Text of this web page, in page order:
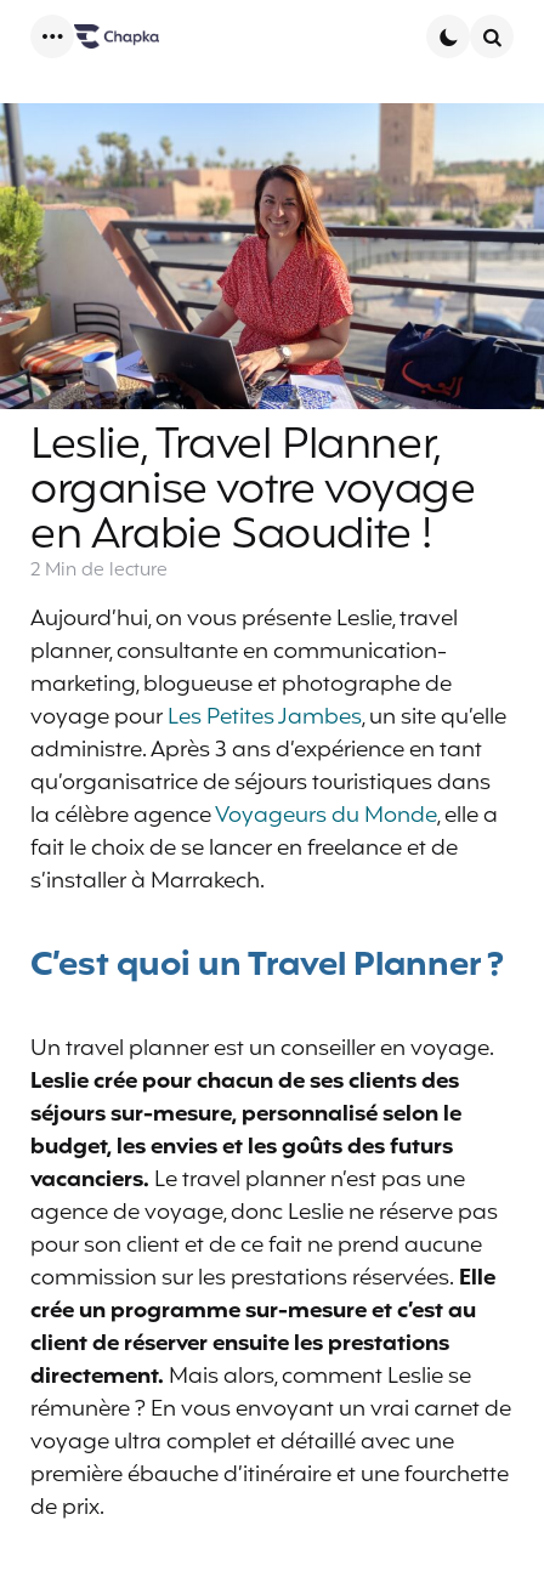
Leslie, Travel Planner,
organise votre voyage
en Arabie Saoudite !
2 Min de lecture
Aujourd’hui, on vous présente Leslie, travel
planner, consultante en communication-
marketing, blogueuse et photographe de
voyage pourLes Petites Jambes, un site qu’elle
administre. Après 3 ans d’expérience en tant
qu’organisatrice de séjours touristiques dans
la célèbre agenceVoyageurs du Monde, elle a
fait le choix de se lancer en freelance et de
s’installer à Marrakech.
C’est quoi un Travel Planner ?
Un travel planner est un conseiller en voyage.
Leslie crée pour chacun de ses clients des
séjours sur-mesure, personnalisé selon le
budget, les envies et les goûts des futurs
vacanciers. Le travel planner n’est pas une
agence de voyage, donc Leslie ne réserve pas
pour son client et de ce fait ne prend aucune
commission sur les prestations réservées. Elle
crée un programme sur-mesure et c’est au
client de réserver ensuite les prestations
directement. Mais alors, comment Leslie se
rémunère ? En vous envoyant un vrai carnet de
voyage ultra complet et détaillé avec une
première ébauche d’itinéraire et une fourchette
de prix.